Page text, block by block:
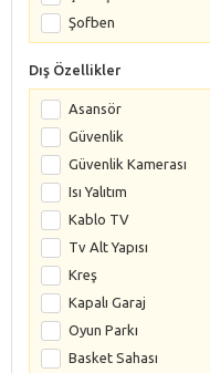
Şofben
Dış Özellikler
Asansör
Güvenlik
Güvenlik Kamerası
Isı Yalıtım
Kablo TV
Tv Alt Yapısı
Kreş
Kapalı Garaj
Oyun Parkı
Basket Sahası